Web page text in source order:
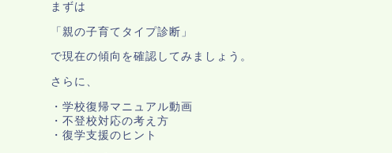
まずは
「親の子育てタイプ診断」
で現在の傾向を確認してみましょう。
さらに、
・学校復帰マニュアル動画
・不登校対応の考え方
・復学支援のヒント